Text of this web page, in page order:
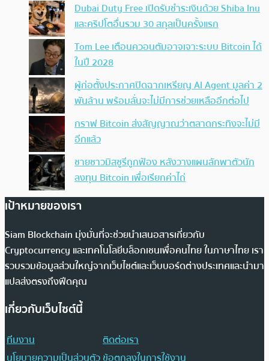
Dubai Duty Free เปิดรับชำระเงินด้วย Shiba Inu
และคริปโตอื่นรวม 30 สกุลเป็นครั้งแรก
Tom Lee เตือนควอนตัมอาจเจาะระบบ Bitcoin ได้
ในปี 2028
ผู้ก่อตั้งประกาศปิดฉากเหรียญ AI Agent มูลค่า 2
พันล้าน พร้อมลั่นจะไม่มีการช่วยเหลืออีกต่อไป
กราฟ Bitcoin ส่งสัญญาณว่าตลาดกระทิงจะไม่มี
อีกแล้ว
ชายชาวมิสซูรีถูกฟ้อง หลังวางแผนลักพาตัวนัก
ลงทุน Bitcoin เพื่อเรียกค่าไถ่
เป้าหมายของเรา
Siam Blockchain มุ่งมั่นที่จะช่วยนำเสนอสารเกี่ยวกับ
Cryptocurrency และเทคโนโลยีบล็อกเชนเพื่อคนไทย ในภาษาไทย เรา
รวบรวมข้อมูลส่วนใหญ่จากเว็บไซต์และเว็บบอร์ดต่างประเทศและนำมา
แปลส่งตรงถึงฟีดคุณ
เกี่ยวกับเว็บไซต์นี้
ทีมงาน
ติดต่อเรา